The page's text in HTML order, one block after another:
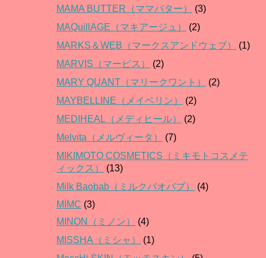
MAMA BUTTER（ママバター）
(3)
MAQuillAGE（マキアージュ）
(2)
MARKS＆WEB（マークスアンドウェブ）
(1)
MARVIS（マービス）
(2)
MARY QUANT（マリークワント）
(2)
MAYBELLINE（メイベリン）
(2)
MEDIHEAL（メディヒール）
(2)
Melvita（メルヴィータ）
(7)
MIKIMOTO COSMETICS（ミキモトコスメテ
ィックス）
(13)
Milk Baobab（ミルクバオバブ）
(4)
MIMC (3)
MINON（ミノン）
(4)
MISSHA（ミシャ）
(1)